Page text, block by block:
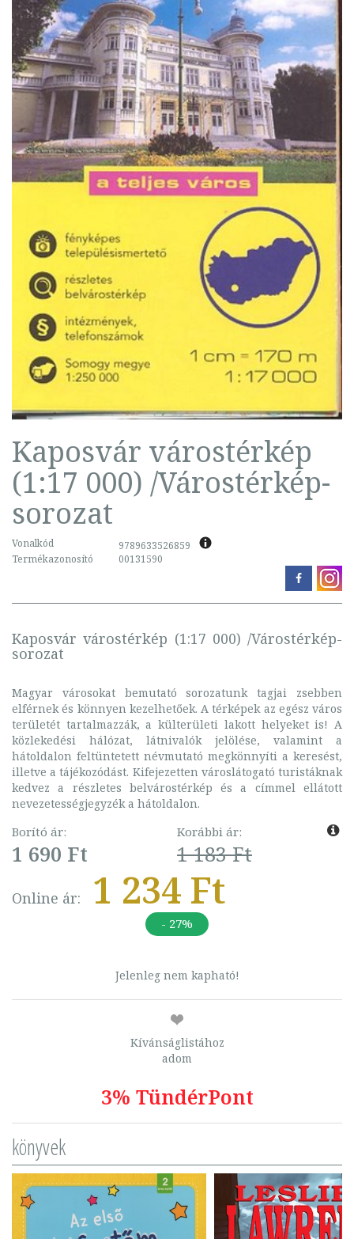
Kaposvár várostérkép
(1:17 000) /Várostérkép-
sorozat
Vonalkód
9789633526859
Termékazonosító
00131590
Kaposvár várostérkép (1:17 000) /Várostérkép-
sorozat
Magyar városokat bemutató sorozatunk tagjai zsebben
elférnek és könnyen kezelhetőek. A térképek az egész város
területét tartalmazzák, a külterületi lakott helyeket is! A
közlekedési hálózat, látnivalók jelölése, valamint a
hátoldalon feltüntetett névmutató megkönnyíti a keresést,
illetve a tájékozódást. Kifejezetten városlátogató turistáknak
kedvez a részletes belvárostérkép és a címmel ellátott
nevezetességjegyzék a hátoldalon.
Borító ár:
1 690 Ft
Korábbi ár:
1 183 Ft
Online ár: 1 234 Ft
- 27%
Jelenleg nem kapható!
Kívánságlistához
adom
3% TündérPont
könyvek